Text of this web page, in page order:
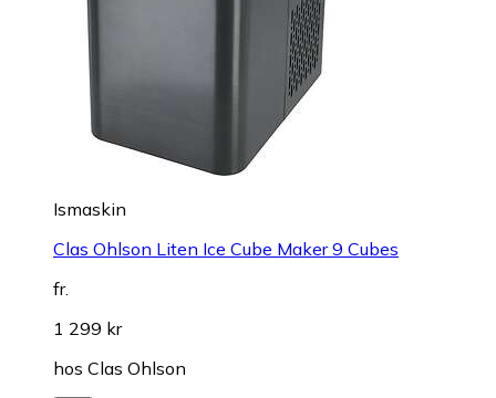
Ismaskin
Clas Ohlson Liten Ice Cube Maker 9 Cubes
fr.
1 299 kr
hos Clas Ohlson